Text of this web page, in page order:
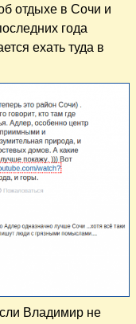
отдыхе в Сочи и
года
ехать туда в
Владимир не